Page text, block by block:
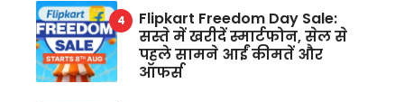
Flipkart Freedom Day Sale:
सस्ते में खरीदें स्मार्टफोन, सेल से
पहले सामने आईं कीमतें और
ऑफर्स